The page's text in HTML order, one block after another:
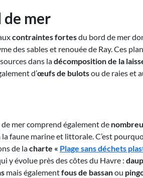
de mer
contraintes fortesdu bord de mer
des sables et renouée de Ray. Ces
dans ladécomposition de la
d’œufs de bulotsou de raies et
mer comprend également de
la faune marine et littorale. C’est
de lacharte « Plage sans déchets
y évolue près des côtes du Havre :
mais égalementfous de bassanou